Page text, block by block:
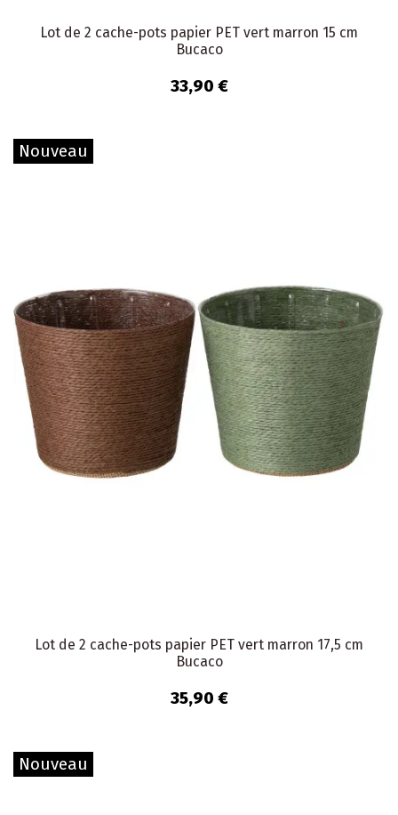
Lot de 2 cache-pots papier PET vert marron 15 cm
Bucaco
33,90 €
Nouveau
Lot de 2 cache-pots papier PET vert marron 17,5 cm
Bucaco
35,90 €
Nouveau